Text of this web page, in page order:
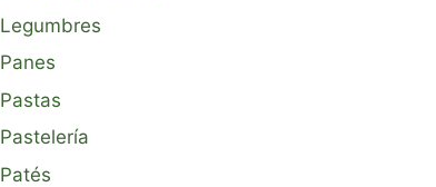
Legumbres
Panes
Pastas
Pastelería
Patés